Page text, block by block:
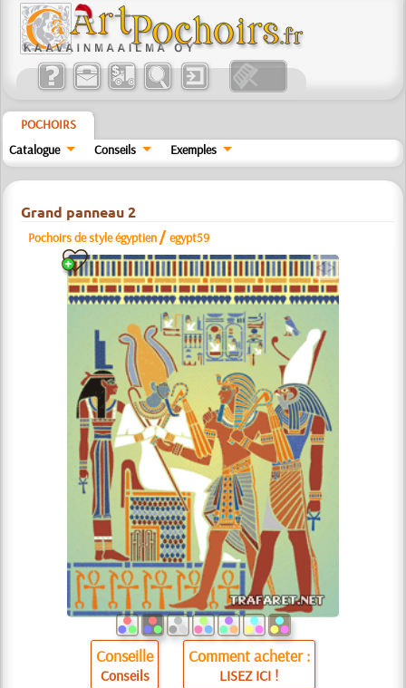
POCHOIRS
Catalogue
Conseils Exemples
Grand panneau 2
Pochoirs de style égyptien /egypt59
a
Conseille
Conseils
Comment acheter :
LISEZ ICI !